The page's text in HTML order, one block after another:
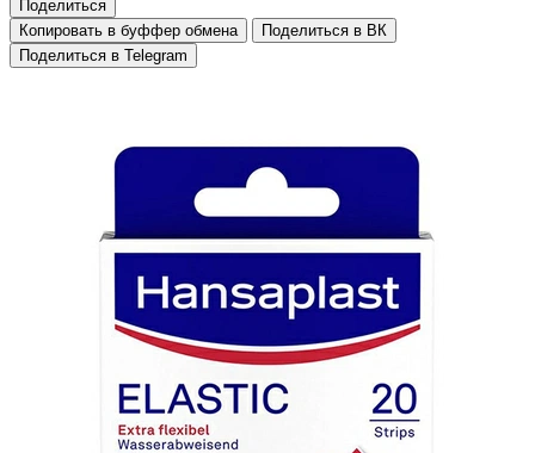
Поделиться
Копировать в буффер обмена
Поделиться в ВК
Поделиться в Telegram